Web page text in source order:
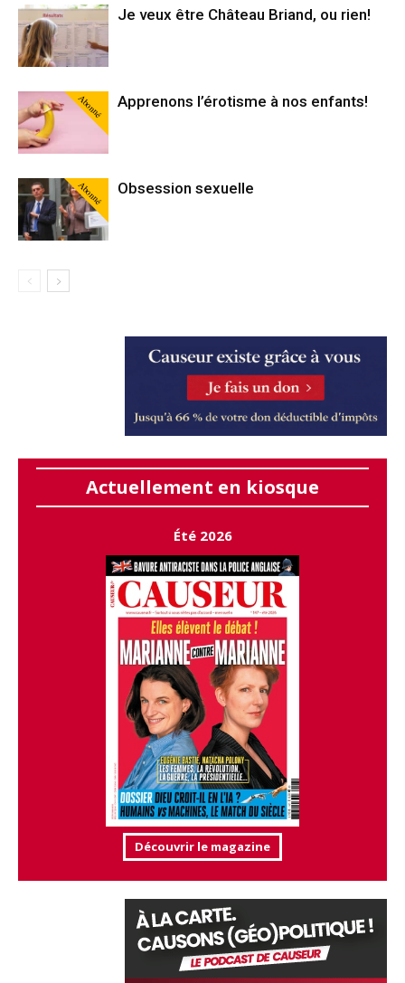
Je veux être Château Briand, ou rien!
Abonné Apprenons l’érotisme à nos enfants!
Abonné Obsession sexuelle
Actuellement en kiosque
Été 2026
Découvrir le magazine